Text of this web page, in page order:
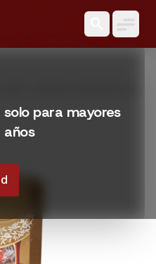
para mayores
LINDOR ASSORTED 200